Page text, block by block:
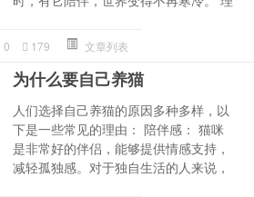
0 179 文章列表
为什么要自己养猫
人们选择自己养猫的原因多种多样，以
下是一些常见的理由： 陪伴感： 猫咪
是非常好的伴侣，能够提供情感支持，
减轻孤独感。对于独自生活的人来说，